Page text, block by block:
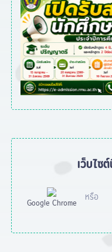
Previous
เว็บไซ
Google Chrome หรือ